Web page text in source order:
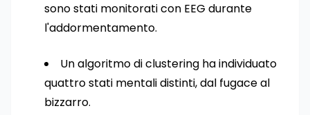
sono stati monitorati con EEG durante
l'addormentamento.
Un algoritmo di clustering ha individuato
quattro stati mentali distinti, dal fugace al
bizzarro.